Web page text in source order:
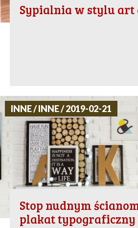
Sypialnia w stylu art
INNE / INNE / 2019-02-21
Stop nudnym
plakat typograficzny